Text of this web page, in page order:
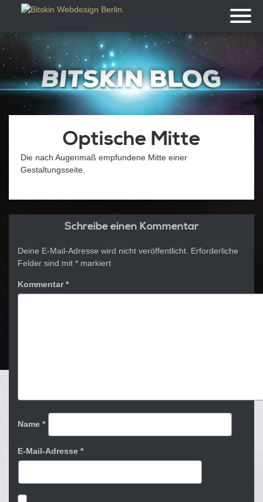
Optische Mitte
Die nach Augenmaß empfundene Mitte einer
Gestaltungsseite.
Schreibe einen Kommentar
Deine E-Mail-Adresse wird nicht veröffentlicht. Erforderliche
Felder sind mit * markiert
Kommentar*
Name *
E-Mail-Adresse *